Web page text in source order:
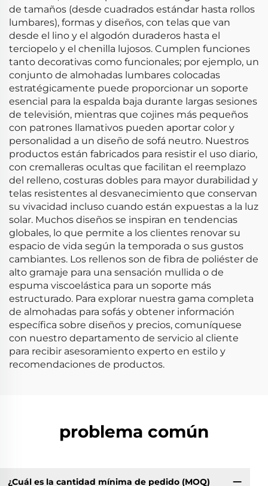
de tamaños (desde cuadrados estándar hasta rollos
lumbares), formas y diseños, con telas que van
desde el lino y el algodón duraderos hasta el
terciopelo y el chenilla lujosos. Cumplen funciones
tanto decorativas como funcionales; por ejemplo, un
conjunto de almohadas lumbares colocadas
estratégicamente puede proporcionar un soporte
esencial para la espalda baja durante largas sesiones
de televisión, mientras que cojines más pequeños
con patrones llamativos pueden aportar color y
personalidad a un diseño de sofá neutro. Nuestros
productos están fabricados para resistir el uso diario,
con cremalleras ocultas que facilitan el reemplazo
del relleno, costuras dobles para mayor durabilidad y
telas resistentes al desvanecimiento que conservan
su vivacidad incluso cuando están expuestas a la luz
solar. Muchos diseños se inspiran en tendencias
globales, lo que permite a los clientes renovar su
espacio de vida según la temporada o sus gustos
cambiantes. Los rellenos son de fibra de poliéster de
alto gramaje para una sensación mullida o de
espuma viscoelástica para un soporte más
estructurado. Para explorar nuestra gama completa
de almohadas para sofás y obtener información
específica sobre diseños y precios, comuníquese
con nuestro departamento de servicio al cliente
para recibir asesoramiento experto en estilo y
recomendaciones de productos.
problema común
¿Cuál es la cantidad mínima de pedido (MOQ)